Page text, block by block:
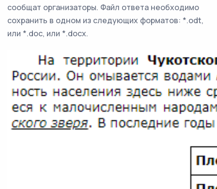
сообщат организаторы. Файл ответа необходимо
сохранить в одном из следующих форматов: *.odt,
или *.doc, или *.docx.